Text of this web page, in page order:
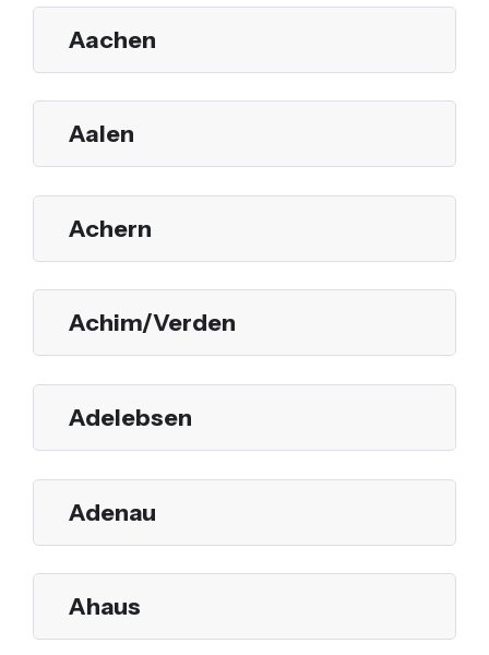
Aachen
Aalen
Achern
Achim/Verden
Adelebsen
Adenau
Ahaus